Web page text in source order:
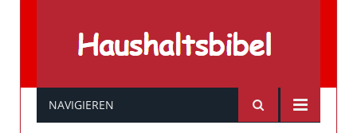
Haushaltsbibel
NAVIGIEREN